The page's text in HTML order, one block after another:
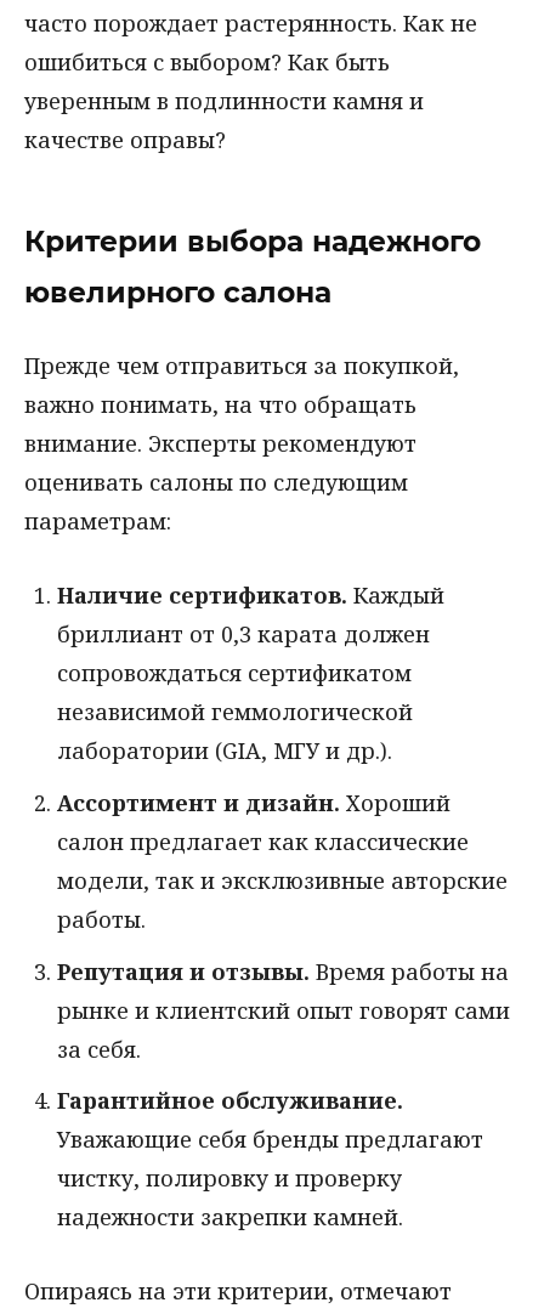
часто порождает растерянность. Как не
ошибиться с выбором? Как быть
уверенным в подлинности камня и
качестве оправы?
Критерии выбора надежного
ювелирного салона
Прежде чем отправиться за покупкой,
важно понимать, на что обращать
внимание. Эксперты рекомендуют
оценивать салоны по следующим
параметрам:
Наличие сертификатов. Каждый
бриллиант от 0,3 карата должен
сопровождаться сертификатом
независимой геммологической
лаборатории (GIA, МГУ и др.).
Ассортимент и дизайн. Хороший
салон предлагает как классические
модели, так и эксклюзивные авторские
работы.
Репутация и отзывы. Время работы на
рынке и клиентский опыт говорят сами
за себя.
Гарантийное обслуживание.
Уважающие себя бренды предлагают
чистку, полировку и проверку
надежности закрепки камней.
Опираясь на эти критерии, отмечают